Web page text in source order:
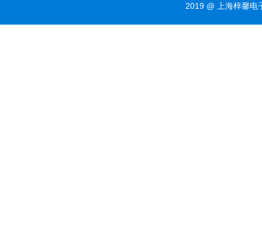
2019 @ 上海梓馨电